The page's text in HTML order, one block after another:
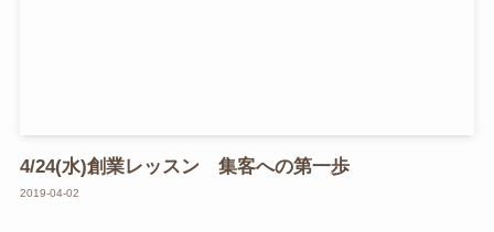
4/24(水)創業レッスン 集客への第一歩
2019-04-02